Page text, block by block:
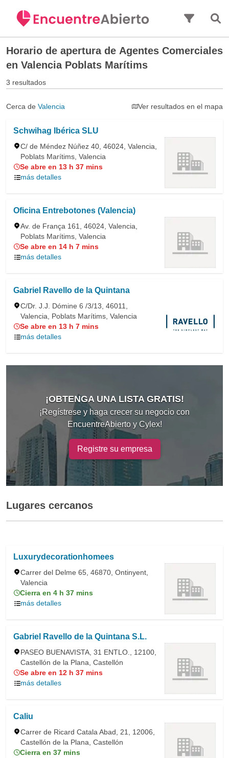
Horario de apertura de Agentes Comerciales
en Valencia Poblats Marítims
3 resultados
Cerca de Valencia Ver resultados en el mapa
Schwihag Ibérica SLU
C/ de Méndez Núñez 40, 46024, Valencia,
Poblats Marítims, Valencia
Se abre en 13 h 37 mins
más detalles
Oficina Entrebotones (Valencia)
Av. de França 161, 46024, Valencia,
Poblats Marítims, Valencia
Se abre en 14 h 7 mins
más detalles
Gabriel Ravello de la Quintana
C/Dr. J.J. Dómine 6 /3/13, 46011,
Valencia, Poblats Marítims, Valencia
Se abre en 13 h 7 mins
más detalles
¡OBTENGA UNA LISTA GRATIS!
¡Regístrese y haga crecer su negocio con
EncuentreAbierto y Cylex!
Registre su empresa
Lugares cercanos
Luxurydecorationhomees
Carrer del Delme 65, 46870, Ontinyent,
Valencia
Cierra en 4 h 37 mins
más detalles
Gabriel Ravello de la Quintana S.L.
PASEO BUENAVISTA, 31 ENTLO., 12100,
Castellón de la Plana, Castellón
Se abre en 12 h 37 mins
más detalles
Caliu
Carrer de Ricard Catala Abad, 21, 12006,
Castellón de la Plana, Castellón
Cierra en 37 mins